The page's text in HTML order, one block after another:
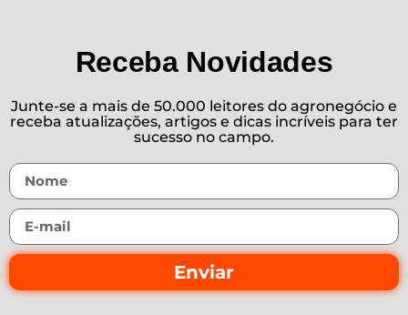
Receba Novidades
Junte-se a mais de 50.000 leitores do agronegócio e
receba atualizações, artigos e dicas incríveis para ter
sucesso no campo.
Enviar